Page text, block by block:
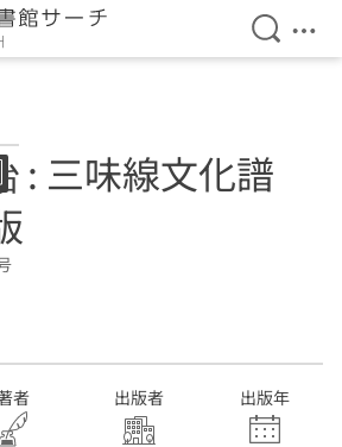
検索を
メ
: 三味線文化譜
者 出版者 出版年